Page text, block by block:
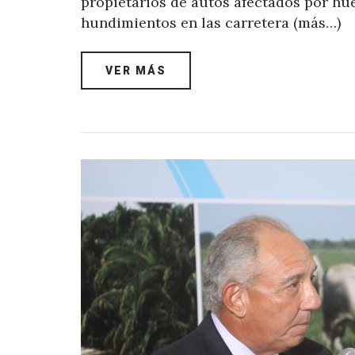
hundimientos en las carretera (más…)
VER MÁS